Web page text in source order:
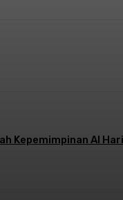
Kepemimpinan Al